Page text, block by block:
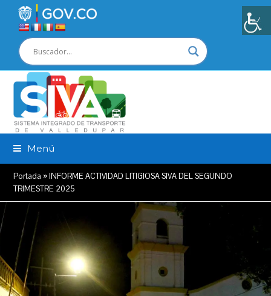
Menú
Portada »INFORME ACTIVIDAD LITIGIOSA SIVA DEL SEGUNDO
TRIMESTRE 2025